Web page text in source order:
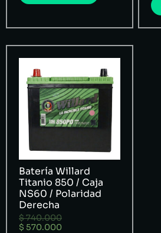
Batería Willard
Titanio 850 / Caja
NS60 / Polaridad
Derecha
$740.000
$ 570.000